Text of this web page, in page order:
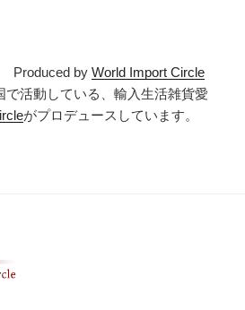
Produced by World Import Circle
で活動している、輸入生活雑貨愛
がプロデュースしています。